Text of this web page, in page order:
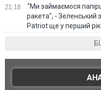
21:18
"Ми займаємося
ракета", - Зеленський
Patriot ще у перший рік